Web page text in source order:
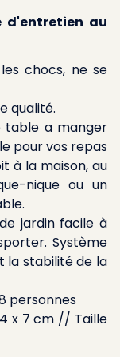
d'entretien au
chocs, ne se
qualité.
table a manger
pour vos repas
à la maison, au
nique ou un
jardin facile à
Système
la stabilité de la
personnes
x 7 cm // Taille